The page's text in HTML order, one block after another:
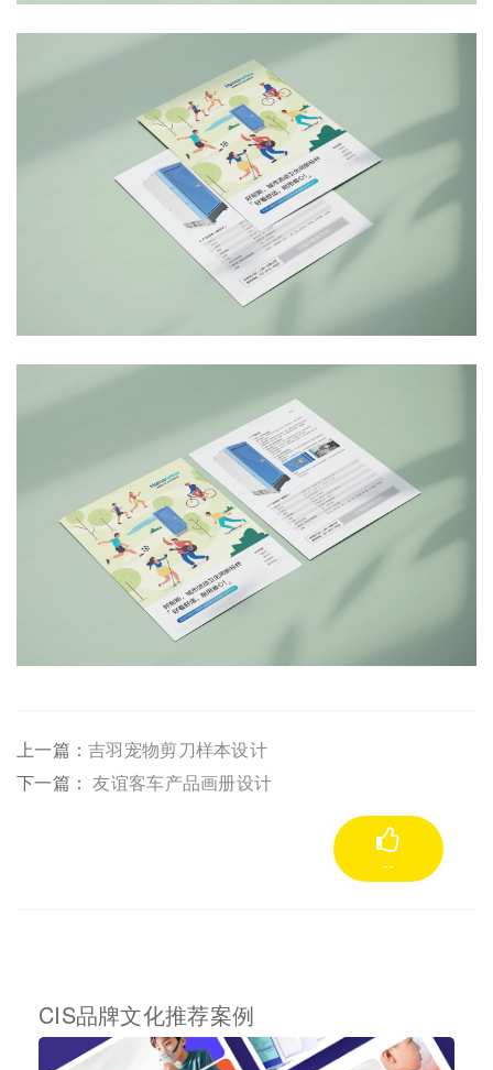
上一篇：吉羽宠物剪刀样本设计
下一篇：友谊客车产品画册设计
--
CIS品牌文化推荐案例